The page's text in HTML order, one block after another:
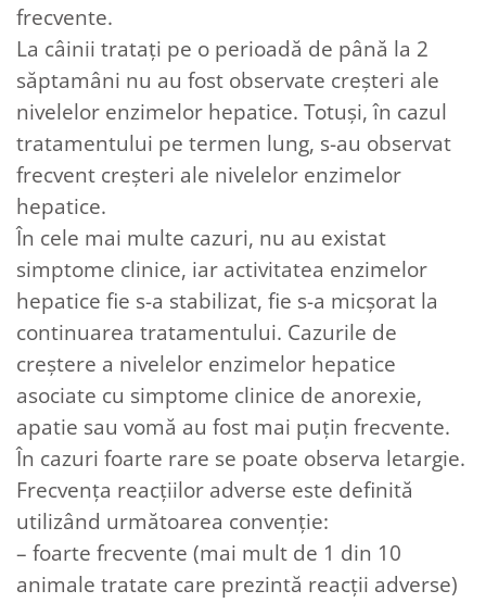
frecvente.
La câinii trataţi pe o perioadă de până la 2
săptamâni nu au fost observate creşteri ale
nivelelor enzimelor hepatice. Totuşi, în cazul
tratamentului pe termen lung, s-au observat
frecvent creşteri ale nivelelor enzimelor
hepatice.
În cele mai multe cazuri, nu au existat
simptome clinice, iar activitatea enzimelor
hepatice fie s-a stabilizat, fie s-a micşorat la
continuarea tratamentului. Cazurile de
creştere a nivelelor enzimelor hepatice
asociate cu simptome clinice de anorexie,
apatie sau vomă au fost mai puțin frecvente.
În cazuri foarte rare se poate observa letargie.
Frecvenţa reacţiilor adverse este definită
utilizând următoarea convenţie:
– foarte frecvente (mai mult de 1 din 10
animale tratate care prezintă reacţii adverse)